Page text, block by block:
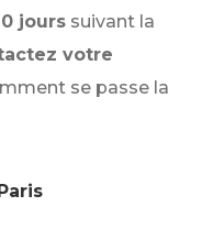
jours suivant la
votre
se passe la